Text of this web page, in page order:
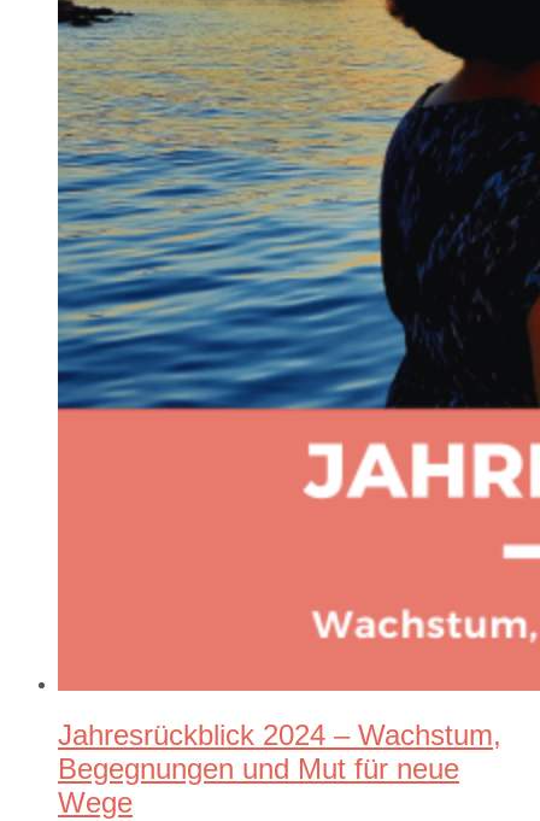
Jahresrückblick 2024 – Wachstum,
Begegnungen und Mut für neue
Wege